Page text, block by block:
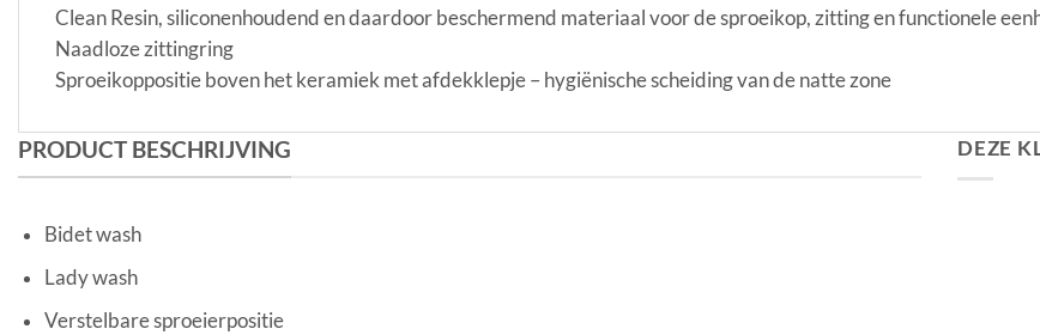
Clean Resin, siliconenhoudend en daardoor beschermend materiaal voor de sproeikop, zitting en functionele
Naadloze zittingring
Sproeikoppositie boven het keramiek met afdekklepje – hygiënische scheiding van de natte zone
PRODUCT BESCHRIJVING
Bidet wash
Lady wash
Verstelbare sproeierpositie
DEZE